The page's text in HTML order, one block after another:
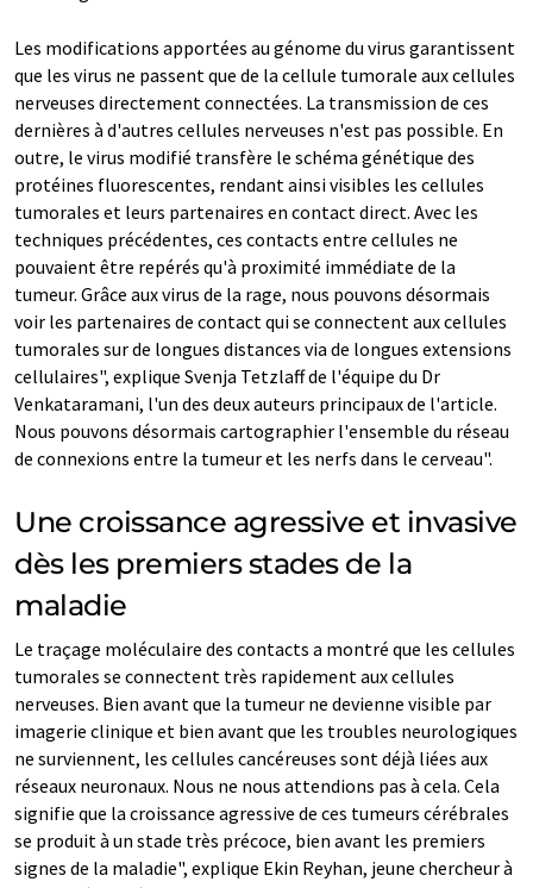
Les modifications apportées au génome du virus garantissent
que les virus ne passent que de la cellule tumorale aux cellules
nerveuses directement connectées. La transmission de ces
dernières à d'autres cellules nerveuses n'est pas possible. En
outre, le virus modifié transfère le schéma génétique des
protéines fluorescentes, rendant ainsi visibles les cellules
tumorales et leurs partenaires en contact direct. Avec les
techniques précédentes, ces contacts entre cellules ne
pouvaient être repérés qu'à proximité immédiate de la
tumeur. Grâce aux virus de la rage, nous pouvons désormais
voir les partenaires de contact qui se connectent aux cellules
tumorales sur de longues distances via de longues extensions
cellulaires", explique Svenja Tetzlaff de l'équipe du Dr
Venkataramani, l'un des deux auteurs principaux de l'article.
Nous pouvons désormais cartographier l'ensemble du réseau
de connexions entre la tumeur et les nerfs dans le cerveau".
Une croissance agressive et invasive
dès les premiers stades de la
maladie
Le traçage moléculaire des contacts a montré que les cellules
tumorales se connectent très rapidement aux cellules
nerveuses. Bien avant que la tumeur ne devienne visible par
imagerie clinique et bien avant que les troubles neurologiques
ne surviennent, les cellules cancéreuses sont déjà liées aux
réseaux neuronaux. Nous ne nous attendions pas à cela. Cela
signifie que la croissance agressive de ces tumeurs cérébrales
se produit à un stade très précoce, bien avant les premiers
signes de la maladie", explique Ekin Reyhan, jeune chercheur à